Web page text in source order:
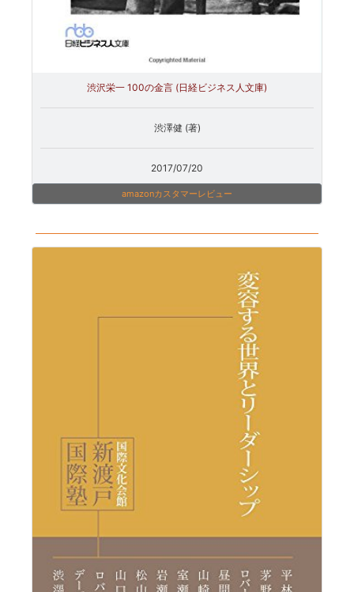
渋沢栄一 100の金言 (日経ビジネス人文庫)
渋澤健 (著)
2017/07/20
amazonカスタマーレビュー